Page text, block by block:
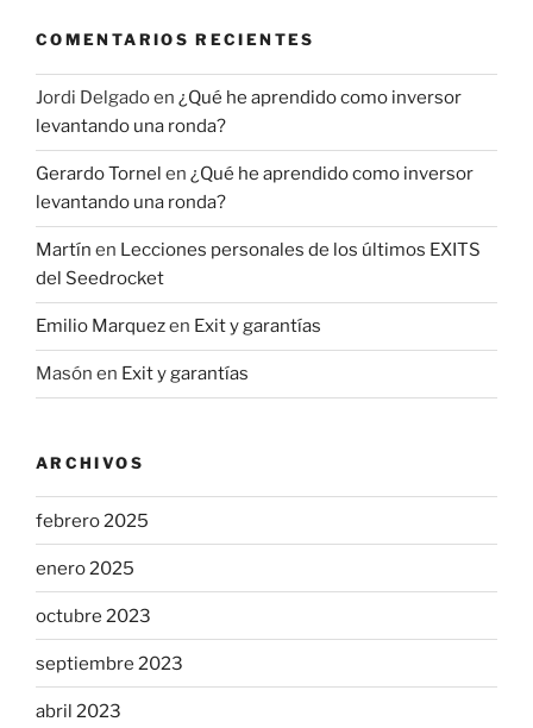
COMENTARIOS RECIENTES
Jordi Delgadoen ¿Qué he aprendido como inversor
levantando una ronda?
Gerardo Tornel en ¿Qué he aprendido como inversor
levantando una ronda?
Martín en Lecciones personales de los últimos EXITS
del Seedrocket
Emilio Marquezen Exit y garantías
Masón en Exit y garantías
ARCHIVOS
febrero 2025
enero 2025
octubre 2023
septiembre 2023
abril 2023